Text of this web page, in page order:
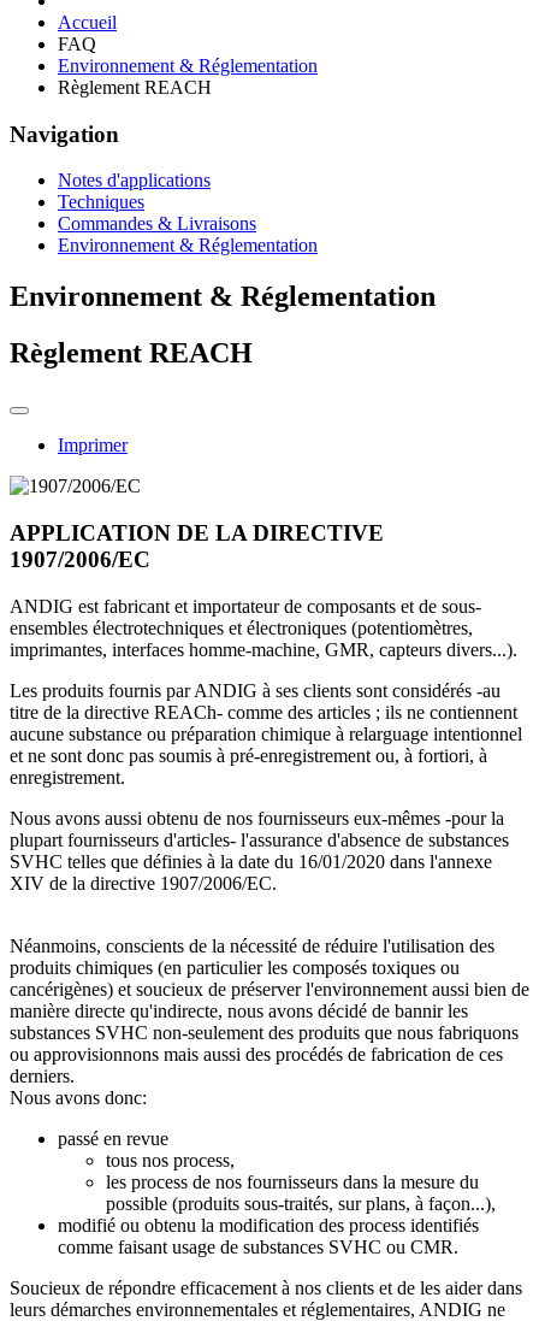
Accueil
FAQ
Environnement & Réglementation
Règlement REACH
Navigation
Notes d'applications
Techniques
Commandes & Livraisons
Environnement & Réglementation
Environnement & Réglementation
Règlement REACH
Imprimer
APPLICATION DE LA DIRECTIVE
1907/2006/EC
ANDIG est fabricant et importateur de composants et de sous-
ensembles électrotechniques et électroniques (potentiomètres,
imprimantes, interfaces homme-machine, GMR, capteurs divers...).
Les produits fournis par ANDIG à ses clients sont considérés -au
titre de la directive REACh- comme des articles ; ils ne contiennent
aucune substance ou préparation chimique à relarguage intentionnel
et ne sont donc pas soumis à pré-enregistrement ou, à fortiori, à
enregistrement.
Nous avons aussi obtenu de nos fournisseurs eux-mêmes -pour la
plupart fournisseurs d'articles- l'assurance d'absence de substances
SVHC telles que définies à la date du 16/01/2020 dans l'annexe
XIV de la directive 1907/2006/EC.
Néanmoins, conscients de la nécessité de réduire l'utilisation des
produits chimiques (en particulier les composés toxiques ou
cancérigènes) et soucieux de préserver l'environnement aussi bien de
manière directe qu'indirecte, nous avons décidé de bannir les
substances SVHC non-seulement des produits que nous fabriquons
ou approvisionnons mais aussi des procédés de fabrication de ces
derniers.
Nous avons donc:
passé en revue
tous nos process,
les process de nos fournisseurs dans la mesure du
possible (produits sous-traités, sur plans, à façon...),
modifié ou obtenu la modification des process identifiés
comme faisant usage de substances SVHC ou CMR.
Soucieux de répondre efficacement à nos clients et de les aider dans
leurs démarches environnementales et réglementaires, ANDIG ne